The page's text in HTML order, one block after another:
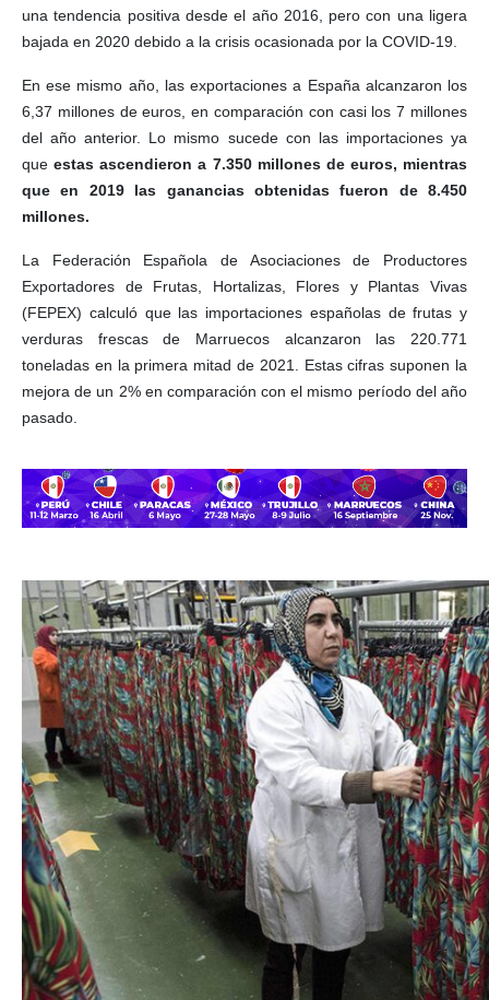
una tendencia positiva desde el año 2016, pero con una ligera
bajada en 2020 debido a la crisis ocasionada por la COVID-19.
En ese mismo año, las exportaciones a España alcanzaron los
6,37 millones de euros, en comparación con casi los 7 millones
del año anterior. Lo mismo sucede con las importaciones ya
queestas ascendieron a 7.350 millones de euros, mientras
que en 2019 las ganancias obtenidas fueron de 8.450
millones.
La Federación Española de Asociaciones de Productores
Exportadores de Frutas, Hortalizas, Flores y Plantas Vivas
(FEPEX) calculó que las importaciones españolas de frutas y
verduras frescas de Marruecos alcanzaron las 220.771
toneladas en la primera mitad de 2021. Estas cifras suponen la
mejora de un 2% en comparación con el mismo período del año
pasado.